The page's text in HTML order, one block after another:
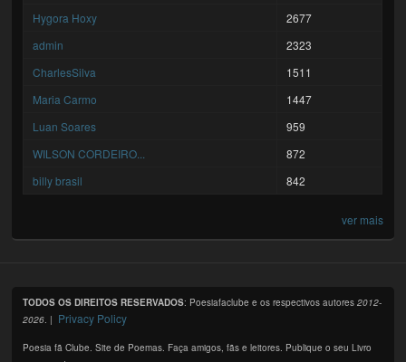
Hygora Hoxy
2677
admin
2323
CharlesSilva
1511
Maria Carmo
1447
Luan Soares
959
WILSON CORDEIRO...
872
billy brasil
842
ver mais
TODOS OS DIREITOS RESERVADOS: Poesiafaclube e os respectivos autores2012-
2026. | Privacy Policy
Poesia fã Clube. Site de Poemas. Faça amigos, fãs e leitores. Publique o seu Livro